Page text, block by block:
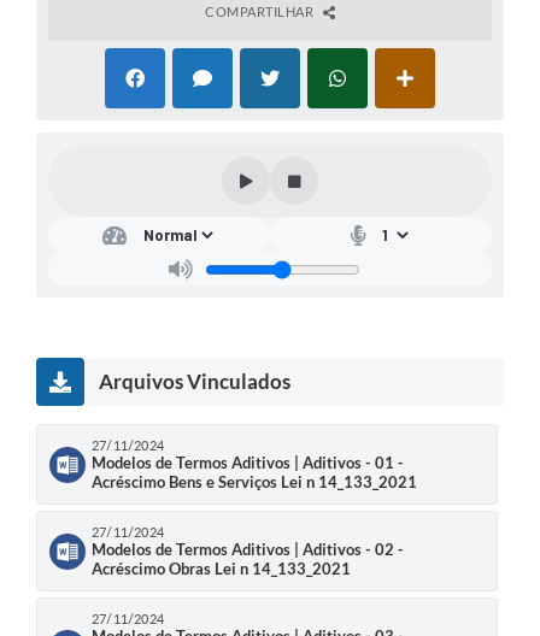
COMPARTILHAR
Arquivos Vinculados
27/11/2024
Modelos de Termos Aditivos | Aditivos - 01 -
Acréscimo Bens e Serviços Lei n 14_133_2021
27/11/2024
Modelos de Termos Aditivos | Aditivos - 02 -
Acréscimo Obras Lei n 14_133_2021
27/11/2024